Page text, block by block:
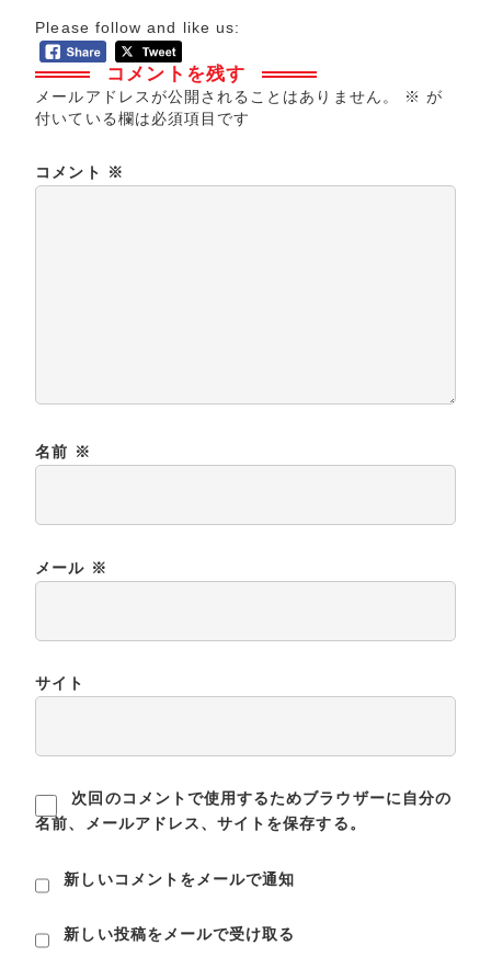
Please follow and like us:
コメントを残す
メールアドレスが公開されることはありません。 ※ が
付いている欄は必須項目です
コメント ※
名前 ※
メール ※
サイト
次回のコメントで使用するためブラウザーに自分の
名前、メールアドレス、サイトを保存する。
新しいコメントをメールで通知
新しい投稿をメールで受け取る